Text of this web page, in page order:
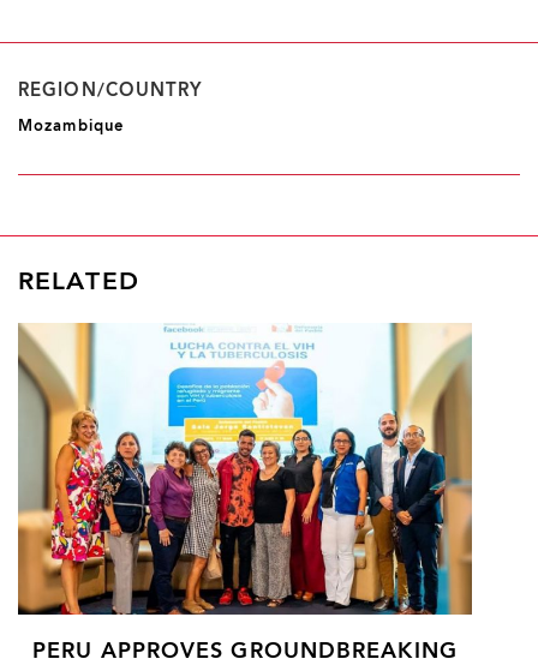
REGION/COUNTRY
Mozambique
RELATED
PERU APPROVES GROUNDBREAKING